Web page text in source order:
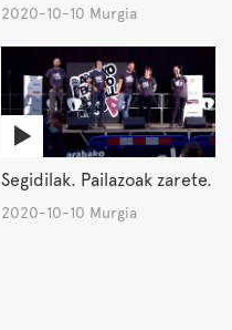
2020-10-10 Murgia
Segidilak. Pailazoak zarete.
2020-10-10 Murgia